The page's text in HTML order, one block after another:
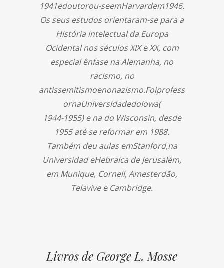
1941edoutorou-seemHarvardem1946.
Os seus estudos orientaram-se para a
História intelectual da Europa
Ocidental nos séculos XIX e XX, com
especial ênfase na Alemanha, no
racismo, no
antissemitismoenonazismo.Foiprofess
ornaUniversidadedoIowa(
1944-1955) e na do Wisconsin, desde
1955 até se reformar em 1988.
Também deu aulas emStanford,na
Universidad eHebraica de Jerusalém,
em Munique, Cornell, Amesterdão,
Telavive e Cambridge.
Livros de George L. Mosse